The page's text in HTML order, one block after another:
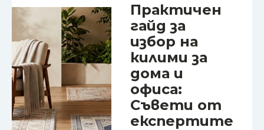
Практичен
гайд за
избор на
килими за
дома и
офиса:
Съвети от
експертите